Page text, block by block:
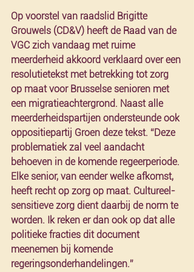
Op voorstel van raadslid Brigitte
Grouwels (CD&V) heeft de Raad van de
VGC zich vandaag met ruime
meerderheid akkoord verklaard over een
resolutietekst met betrekking tot zorg
op maat voor Brusselse senioren met
een migratieachtergrond. Naast alle
meerderheidspartijen ondersteunde ook
oppositiepartij Groen deze tekst. “Deze
problematiek zal veel aandacht
behoeven in de komende regeerperiode.
Elke senior, van eender welke afkomst,
heeft recht op zorg op maat. Cultureel-
sensitieve zorg dient daarbij de norm te
worden. Ik reken er dan ook op dat alle
politieke fracties dit document
meenemen bij komende
regeringsonderhandelingen.”